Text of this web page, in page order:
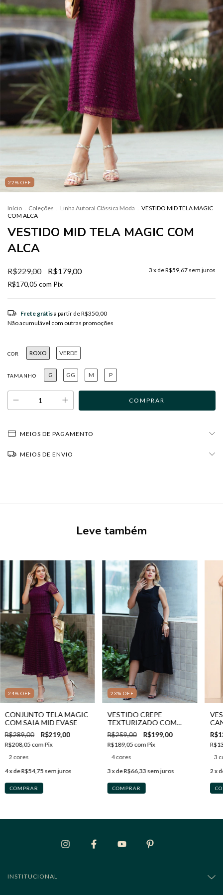
22% OFF
Início Coleções Linha Autoral Clássica Moda
VESTIDO MID TELA MAGIC
COM ALCA
VESTIDO MID TELA MAGIC COM
ALCA
R$229,00 R$179,00 3 x deR$59,67 sem juros
R$170,05 com Pix
Frete grátisa partir deR$350,00
Não acumulável com outras promoções
COR ROXO VERDE
TAMANHO G GG M P
MEIOS DE PAGAMENTO
MEIOS DE ENVIO
Leve também
24% OFF
CONJUNTO TELA MAGIC
COM SAIA MID EVASE
R$289,00 R$219,00
R$208,05 com Pix
2 cores
4x deR$54,75 sem juros
COMPRAR
23% OFF
VESTIDO CREPE
TEXTURIZADO COM
ASSIMETRIA
R$259,00 R$199,00
R$189,05 com Pix
4 cores
3x deR$66,33 sem juros
COMPRAR
3
2 x
INSTITUCIONAL